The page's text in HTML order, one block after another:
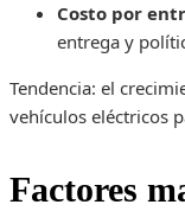
Costo por
entrega y
Tendencia: el
vehículos eléctricos
Factores